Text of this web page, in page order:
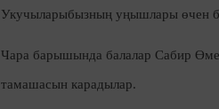
Укучыларыбызның уңышлары өчен
Чара барышында балалар Сабир
тамашасын карадылар.